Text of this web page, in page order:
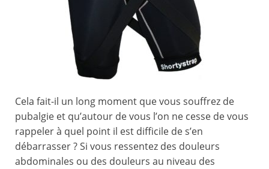
Cela fait-il un long moment que vous souffrez de
pubalgie et qu’autour de vous l’on ne cesse de vous
rappeler à quel point il est difficile de s’en
débarrasser ? Si vous ressentez des douleurs
abdominales ou des douleurs au niveau des